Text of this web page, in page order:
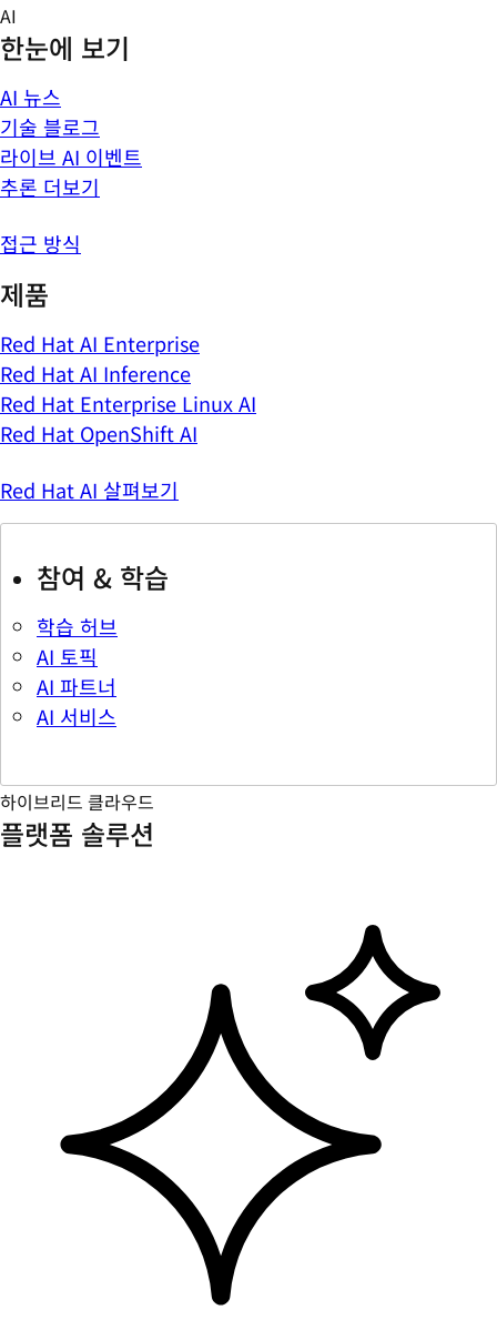
Skip
to
content
AI
한눈에 보기
AI 뉴스
기술 블로그
라이브 AI 이벤트
추론 더보기
접근 방식
제품
Red Hat AI Enterprise
Red Hat AI Inference
Red Hat Enterprise Linux AI
Red Hat OpenShift AI
Red Hat AI 살펴보기
참여 & 학습
학습 허브
AI 토픽
AI 파트너
AI 서비스
하이브리드 클라우드
플랫폼 솔루션